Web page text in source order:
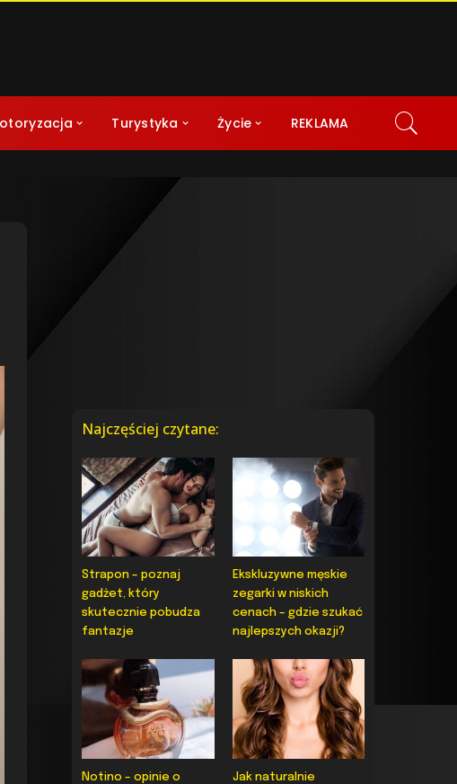
Turystyka Życie REKLAMA
Najczęściej czytane:
Strapon – poznaj
gadżet, który
skutecznie pobudza
fantazje
Ekskluzywne męskie
zegarki w niskich
cenach – gdzie szukać
najlepszych okazji?
Notino – opinie o
Jak naturalnie